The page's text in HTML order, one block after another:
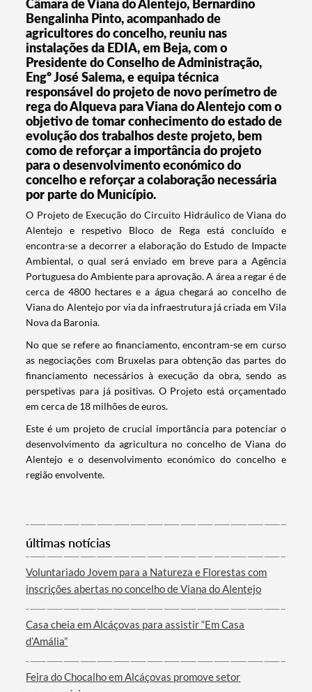
Termo de Pesquisa
Filtros
Câmara de Viana do Alentejo, Bernardino
Bengalinha Pinto, acompanhado de
agricultores do concelho, reuniu nas
instalações da EDIA, em Beja, com o
Presidente do Conselho de Administração,
Engº José Salema, e equipa técnica
responsável do projeto de novo perímetro de
rega do Alqueva para Viana do Alentejo com o
objetivo de tomar conhecimento do estado de
evolução dos trabalhos deste projeto, bem
como de reforçar a importância do projeto
para o desenvolvimento económico do
concelho e reforçar a colaboração necessária
por parte do Município.
​O Projeto de Execução do Circuito Hidráulico de Viana do
Alentejo e respetivo Bloco de Rega está concluído e
encontra-se a decorrer a elaboração do Estudo de Impacte
Ambiental, o qual será enviado em breve para a Agência
Portuguesa do Ambiente para aprovação. A área a regar é de
cerca de 4800 hectares e a água chegará ao concelho de
Viana do Alentejo por via da infraestrutura já criada em Vila
Nova da Baronia.
No que se refere ao financiamento, encontram-se em curso
as negociações com Bruxelas para obtenção das partes do
financiamento necessários à execução da obra, sendo as
perspetivas para já positivas. O Projeto está orçamentado
em cerca de 18 milhões de euros.
Este é um projeto de crucial importância para potenciar o
desenvolvimento da agricultura no concelho de Viana do
Alentejo e o desenvolvimento económico do concelho e
região envolvente.
últimas notícias
Voluntariado Jovem para a Natureza e Florestas com
inscrições abertas no concelho de Viana do Alentejo
Casa cheia em Alcáçovas para assistir “Em Casa
d’Amália”
Feira do Chocalho em Alcáçovas promove setor